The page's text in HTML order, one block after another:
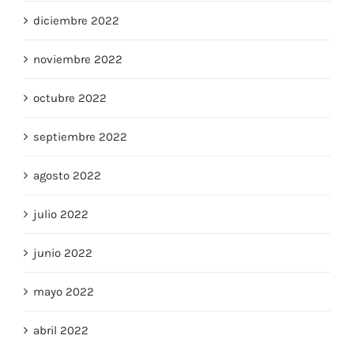
diciembre 2022
noviembre 2022
octubre 2022
septiembre 2022
agosto 2022
julio 2022
junio 2022
mayo 2022
abril 2022